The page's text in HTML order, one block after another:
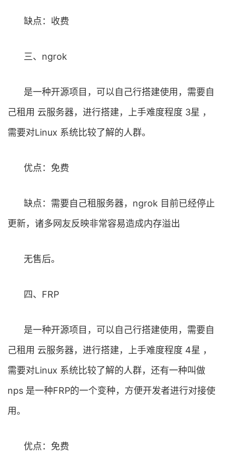
缺点：收费
三、ngrok
是一种开源项目，可以自己行搭建使用，需要自
己租用 云服务器，进行搭建，上手难度程度 3星 ，
需要对Linux 系统比较了解的人群。
优点：免费
缺点：需要自己租服务器，ngrok 目前已经停止
更新，诸多网友反映非常容易造成内存溢出
无售后。
四、FRP
是一种开源项目，可以自己行搭建使用，需要自
己租用 云服务器，进行搭建，上手难度程度 4星 ，
需要对Linux 系统比较了解的人群，还有一种叫做
nps 是一种FRP的一个变种，方便开发者进行对接使
用。
优点：免费